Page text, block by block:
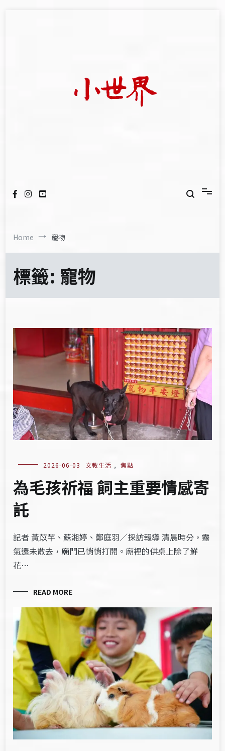
Home 寵物
標籤: 寵物
2026-06-03 文教生活 , 焦點
為毛孩祈福 飼主重要情感寄
託
記者 黃苡芊、蘇湘婷、鄭庭羽／採訪報導 清晨時分，霧
氣還未散去，廟門已悄悄打開。廟裡的供桌上除了鮮
花…
READ MORE